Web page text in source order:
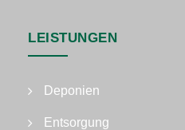
LEISTUNGEN
Deponien
Entsorgung